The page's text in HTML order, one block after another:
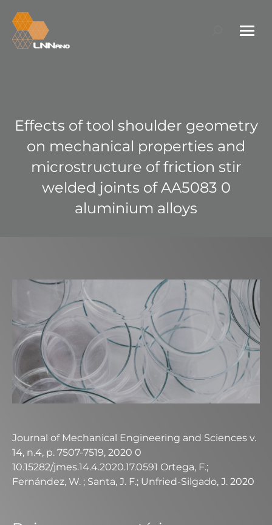
Search:
Effects of tool shoulder geometry
on mechanical properties and
microstructure of friction stir
welded joints of AA5083 0
aluminium alloys
Journal of Mechanical Engineering and Sciences v.
14, n.4, p. 7507-7519, 2020 0
10.15282/jmes.14.4.2020.17.0591 Ortega, F.;
Fernández, W. ; Santa, J. F.; Unfried-Silgado, J. 2020